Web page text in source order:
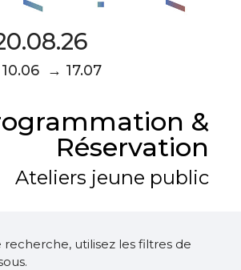
→ 17.07
&
Réservation
Ateliers jeune public
utilisez les filtres de